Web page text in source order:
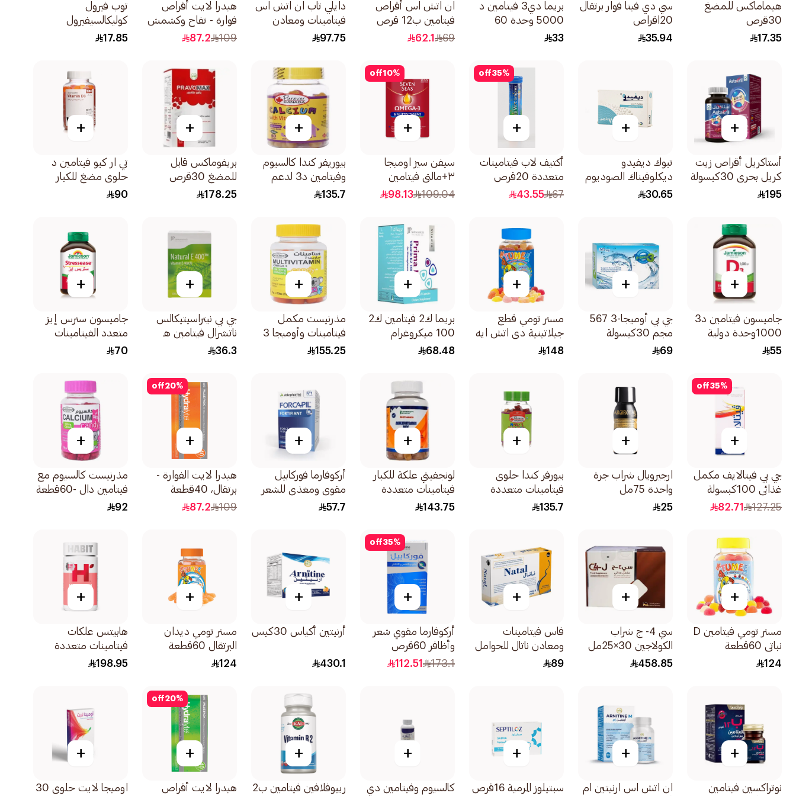
هيماماكس للمضغ
30قرص
17.35
سي دي فيتا فوار برتقال
20اقراص
35.94
بريما دي3 فيتامين د
5000 وحدة 60
كبسولة
33
ان اتش اس أقراص
فيتامين ب12 قرص
قابل للمضغ
69
62.1
دايلي تاب ان اتش اس
فيتامينات ومعادن
متعددة 60قرص
97.75
هيدرا لايت أقراص
فوارة - تفاح وكشمش
أسود 40قطعة
109
87.2
توب فيرول
كوليكالسيفيرول
فيتامين د 12قرص
17.85
+
أستاكريل أقراص زيت
كريل بحري 30كبسولة
195
+
تبوك ديفيدو
ديكلوفيناك الصوديوم
75ملغ 20كبسولة
30.65
35%
off
+
أكتيف لاب فيتامينات
متعددة 20قرص
67
43.55
10%
off
+
سيفن سيز اوميجا
٣+مالتي فيتامين
للسيدات 1قطعة
109.04
98.13
+
بيوريفر كندا كالسيوم
وفيتامين د3 لدعم
عظام الأطفال
135.7
+
بريفوماكس قابل
للمضغ 30قرص
178.25
+
تي ار كيو فيتامين د
حلوى مضغ للكبار
60قطعة
90
+
جاميسون فيتامين د3
1000وحدة دولية
100قرص
55
+
جي بي أوميجا-3 567
مجم 30كبسولة
69
+
مستر تومي قطع
جيلاتينية دي اتش ايه
148
+
بريما ك2 فيتامين ك2
100 ميكروغرام
60كبسولة
68.48
+
مذرنيست مكمل
فيتامينات وأوميجا 3
60قطعة
155.25
+
جي بي نيتراسيتيكالس
ناتشرال فيتامين هـ
36.3
+
جاميسون سترس إيز
متعدد الفيتامينات
والمعادن 30كبسولة
70
35%
off
+
جي بي فيتالايف مكمل
غذائي 100كبسولة
127.25
82.71
+
ارجيرويال شراب جرة
واحدة 75مل
25
+
بيورفر كندا حلوى
فيتامينات متعددة
نباتية للأطفال 60قطعة
135.7
+
لونجفيتي علكة للكبار
فيتامينات متعددة
خالية من السكر
143.75
+
أركوفارما فوركابيل
مقوي ومغذي للشعر
والأظافر 1علبة
57.7
20%
off
+
هيدرا لايت الفوارة -
برتقال، 40قطعة
109
87.2
+
مذرنيست كالسيوم مع
فيتامين دال -60قطعة
92
+
مستر تومي فيتامين D
نباتي 60قطعة
124
+
سي 4- ج شراب
الكولاجين 30×25مل
458.85
+
فاس فيتامينات
ومعادن ناتال للحوامل
60كبسولة
89
35%
off
+
أركوفارما مقوي شعر
وأظافر 60قرص
173.1
112.51
+
أرنيتين أكياس 30كيس
430.1
+
مستر تومي ديدان
البرتقال 60قطعة
124
+
هابيتس علكات
فيتامينات متعددة
لدعم الشعر والبشرة
198.95
+
نوتراكسين فيتامين
+
ان اتش اس ارنيتين ام
+
سبتيلوز المرمية 16قرص
+
كالسيوم وفيتامين دي
+
ريبوفلافين فيتامين ب2
20%
off
+
هيدرا لايت أقراص
+
اوميجا لايت حلوى 30